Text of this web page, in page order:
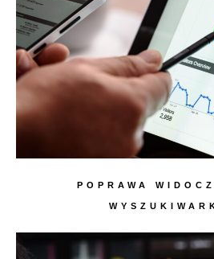
POPRAWA